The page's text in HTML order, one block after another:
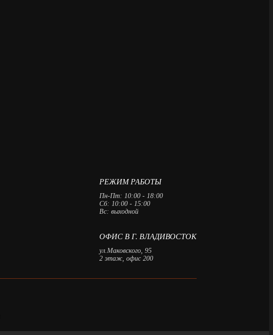
РЕЖИМ РАБОТЫ
Пн-Пт: 10:00 - 18:00
Сб: 10:00 - 15:00
Вс: выходной
ОФИС В Г. ВЛАДИВОСТОК
ул.Маковского, 95
2 этаж, офис 200